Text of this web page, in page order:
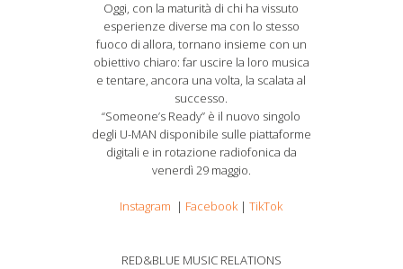
Oggi, con la maturità di chi ha vissuto
esperienze diverse ma con lo stesso
fuoco di allora, tornano insieme con un
obiettivo chiaro: far uscire la loro musica
e tentare, ancora una volta, la scalata al
successo.
“Someone’s Ready” è il nuovo singolo
degli U-MAN disponibile sulle piattaforme
digitali e in rotazione radiofonica da
venerdì 29 maggio.
Instagram | Facebook|TikTok
RED&BLUE MUSIC RELATIONS